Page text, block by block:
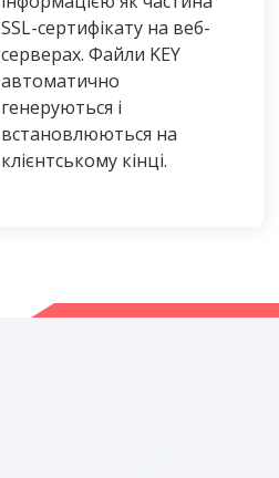
SSL-сертифікату на веб-
серверах. Файли KEY
автоматично
генеруються і
встановлюються на
клієнтському кінці.